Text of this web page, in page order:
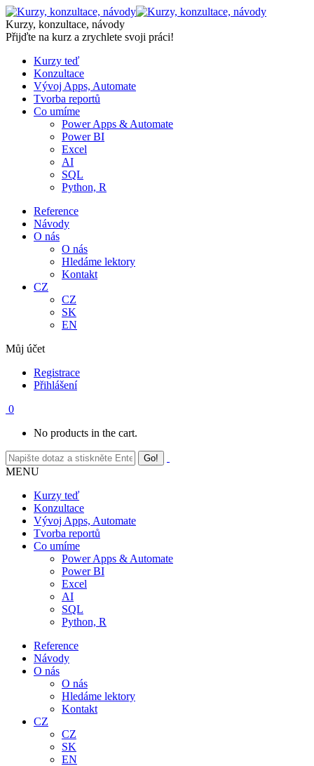
Skip
to
content
Kurzy, konzultace, návody
Přijďte na kurz a zrychlete svoji práci!
Kurzy teď
Konzultace
Vývoj Apps, Automate
Tvorba reportů
Co umíme
Power Apps & Automate
Power BI
Excel
AI
SQL
Python, R
Reference
Návody
O nás
O nás
Hledáme lektory
Kontakt
CZ
CZ
SK
EN
Můj účet
Registrace
Přihlášení
0
No products in the cart.
MENU
Kurzy teď
Konzultace
Vývoj Apps, Automate
Tvorba reportů
Co umíme
Power Apps & Automate
Power BI
Excel
AI
SQL
Python, R
Reference
Návody
O nás
O nás
Hledáme lektory
Kontakt
CZ
CZ
SK
EN